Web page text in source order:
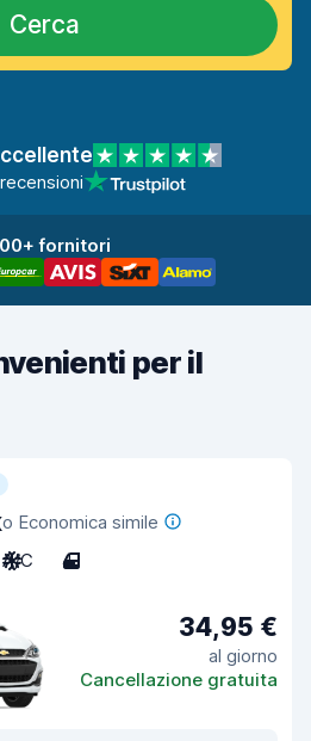
Cerca
fornitori
per il
o Economica simile
A/C 4
34,95 €
al giorno
Cancellazione gratuita